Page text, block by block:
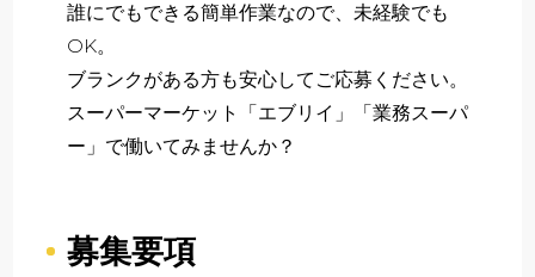
誰にでもできる簡単作業なので、未経験でも
OK。
ブランクがある方も安心してご応募ください。
スーパーマーケット「エブリイ」「業務スーパ
ー」で働いてみませんか？
募集要項